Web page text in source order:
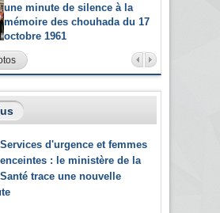
une minute de silence à la
mémoire des chouhada du 17
octobre 1961
Services d'urgence et femmes
enceintes : le ministère de la
Santé trace une nouvelle